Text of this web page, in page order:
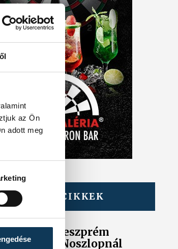
az Ön
adott meg
TOVÁBBI CIKKEK
tűzeset Veszprém
Noszlopnál